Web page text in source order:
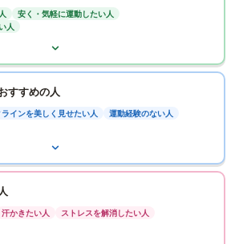
安く・気軽に運動したい人
人
すすめの人
インを美しく見せたい人 運動経験のない人
汗かきたい人 ストレスを解消したい人